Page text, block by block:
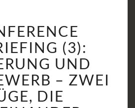
DEBRIEFING
(3):
SANIERUNG
UND
WETTBEWERB
–
ZWEI
(3):
UND
– ZWEI
DIE